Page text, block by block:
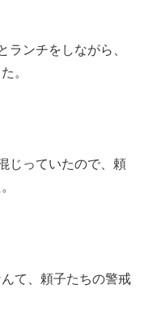
ランチをしながら、
。
じっていたので、頼
て、頼子たちの警戒